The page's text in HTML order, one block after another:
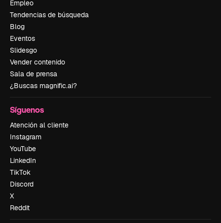
Empleo
Tendencias de búsqueda
Blog
Eventos
Slidesgo
Vender contenido
Sala de prensa
¿Buscas magnific.ai?
Síguenos
Atención al cliente
Instagram
YouTube
LinkedIn
TikTok
Discord
X
Reddit